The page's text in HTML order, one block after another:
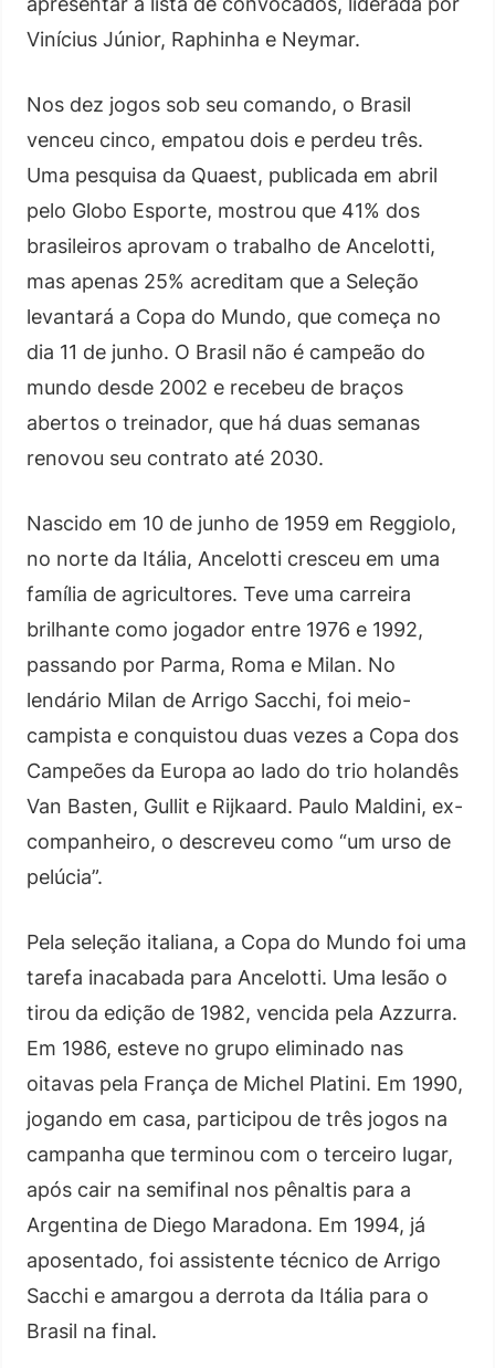
Vinícius Júnior, Raphinha e Neymar.
Nos dez jogos sob seu comando, o Brasil
venceu cinco, empatou dois e perdeu três.
Uma pesquisa da Quaest, publicada em abril
pelo Globo Esporte, mostrou que 41% dos
brasileiros aprovam o trabalho de Ancelotti,
mas apenas 25% acreditam que a Seleção
levantará a Copa do Mundo, que começa no
dia 11 de junho. O Brasil não é campeão do
mundo desde 2002 e recebeu de braços
abertos o treinador, que há duas semanas
renovou seu contrato até 2030.
Nascido em 10 de junho de 1959 em Reggiolo,
no norte da Itália, Ancelotti cresceu em uma
família de agricultores. Teve uma carreira
brilhante como jogador entre 1976 e 1992,
passando por Parma, Roma e Milan. No
lendário Milan de Arrigo Sacchi, foi meio-
campista e conquistou duas vezes a Copa dos
Campeões da Europa ao lado do trio holandês
Van Basten, Gullit e Rijkaard. Paulo Maldini, ex-
companheiro, o descreveu como “um urso de
pelúcia”.
Pela seleção italiana, a Copa do Mundo foi uma
tarefa inacabada para Ancelotti. Uma lesão o
tirou da edição de 1982, vencida pela Azzurra.
Em 1986, esteve no grupo eliminado nas
oitavas pela França de Michel Platini. Em 1990,
jogando em casa, participou de três jogos na
campanha que terminou com o terceiro lugar,
após cair na semifinal nos pênaltis para a
Argentina de Diego Maradona. Em 1994, já
aposentado, foi assistente técnico de Arrigo
Sacchi e amargou a derrota da Itália para o
Brasil na final.